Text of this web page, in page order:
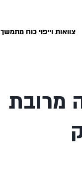
צוואות וייפוי כוח מתמשך
מרובת